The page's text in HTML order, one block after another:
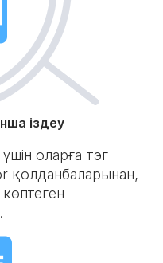
іздеу
үшін оларға тэг
қолданбаларынан,